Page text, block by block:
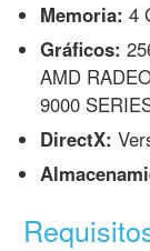
Memoria: 4
Gráficos:
AMD
9000
DirectX: